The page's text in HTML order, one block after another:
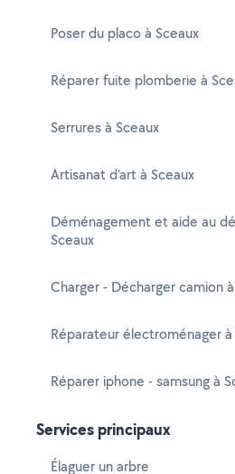
Poser du placo à Sceaux
Réparer fuite plomberie à
Serrures à Sceaux
Artisanat d'art à Sceaux
Déménagement et aide au
Sceaux
Charger - Décharger camion
Réparateur électroménager à
Réparer iphone - samsung à
Services principaux
Élaguer un arbre